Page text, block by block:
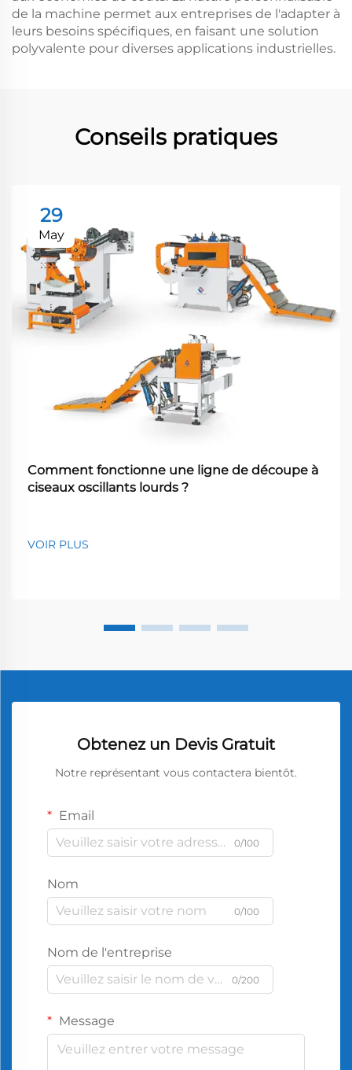
de la machine permet aux entreprises de l'adapter à
leurs besoins spécifiques, en faisant une solution
polyvalente pour diverses applications industrielles.
Conseils pratiques
29
May
Comment fonctionne une ligne de découpe à
ciseaux oscillants lourds ?
VOIR PLUS
Obtenez un Devis Gratuit
Notre représentant vous contactera bientôt.
Email
0/100
Nom
0/100
Nom de l'entreprise
0/200
Message